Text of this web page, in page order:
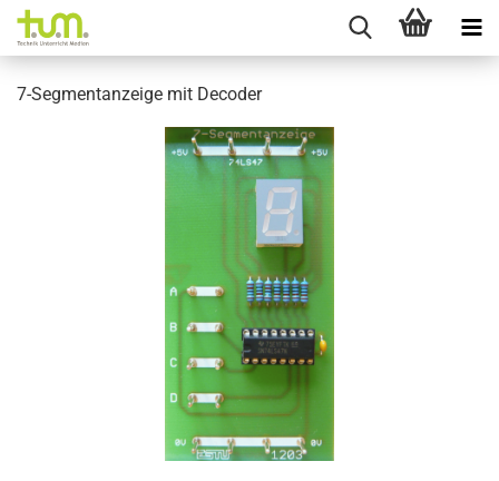
7-Segmentanzeige mit Decoder